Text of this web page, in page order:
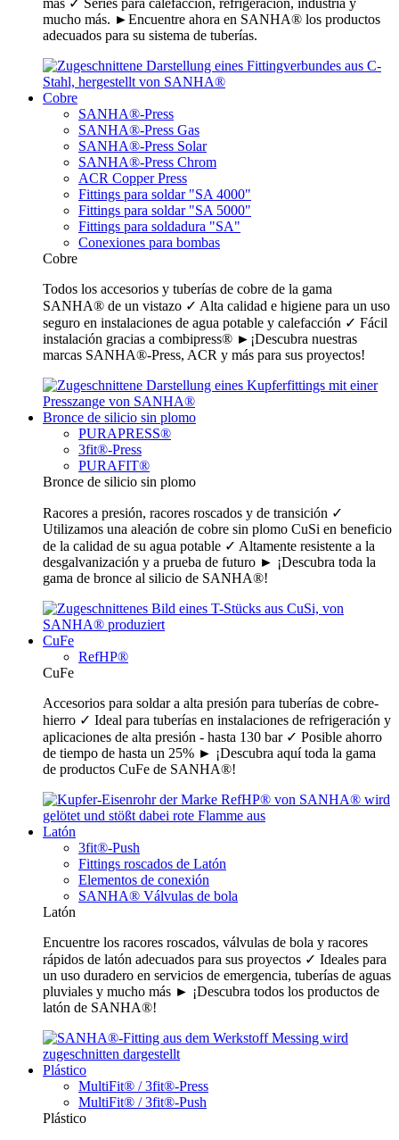
más ✓ Series para calefacción, refrigeración, industria y
mucho más. ►Encuentre ahora en SANHA® los productos
adecuados para su sistema de tuberías.
Cobre
SANHA®-Press
SANHA®-Press Gas
SANHA®-Press Solar
SANHA®-Press Chrom
ACR Copper Press
Fittings para soldar "SA 4000"
Fittings para soldar "SA 5000"
Fittings para soldadura "SA"
Conexiones para bombas
Cobre
Todos los accesorios y tuberías de cobre de la gama
SANHA® de un vistazo ✓ Alta calidad e higiene para un uso
seguro en instalaciones de agua potable y calefacción ✓ Fácil
instalación gracias a combipress® ►¡Descubra nuestras
marcas SANHA®-Press, ACR y más para sus proyectos!
Bronce de silicio sin plomo
PURAPRESS®
3fit®-Press
PURAFIT®
Bronce de silicio sin plomo
Racores a presión, racores roscados y de transición ✓
Utilizamos una aleación de cobre sin plomo CuSi en beneficio
de la calidad de su agua potable ✓ Altamente resistente a la
desgalvanización y a prueba de futuro ► ¡Descubra toda la
gama de bronce al silicio de SANHA®!
CuFe
RefHP®
CuFe
Accesorios para soldar a alta presión para tuberías de cobre-
hierro ✓ Ideal para tuberías en instalaciones de refrigeración y
aplicaciones de alta presión - hasta 130 bar ✓ Posible ahorro
de tiempo de hasta un 25% ► ¡Descubra aquí toda la gama
de productos CuFe de SANHA®!
Latón
3fit®-Push
Fittings roscados de Latón
Elementos de conexión
SANHA® Válvulas de bola
Latón
Encuentre los racores roscados, válvulas de bola y racores
rápidos de latón adecuados para sus proyectos ✓ Ideales para
un uso duradero en servicios de emergencia, tuberías de aguas
pluviales y mucho más ► ¡Descubra todos los productos de
latón de SANHA®!
Plástico
MultiFit® / 3fit®-Press
MultiFit® / 3fit®-Push
Plástico